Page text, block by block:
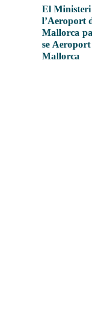
El
l’Aeroport
Mallorca
se
Mallorca